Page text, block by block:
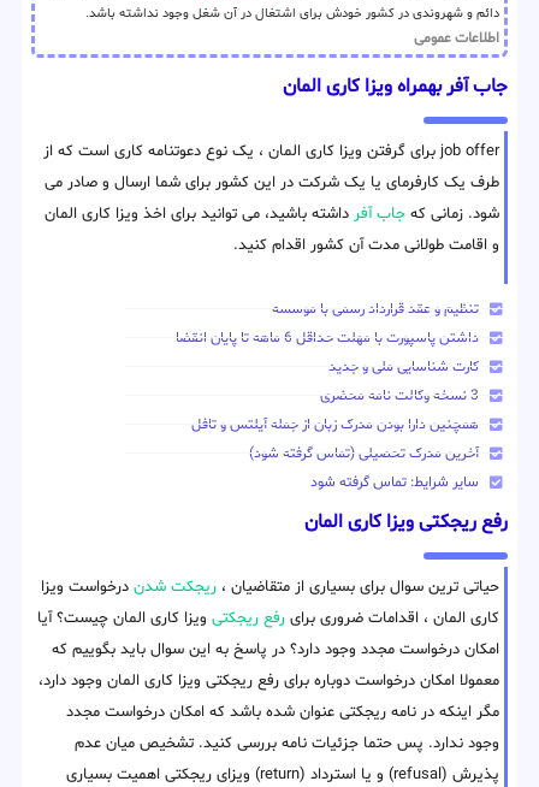
دائم و شهروندی در کشور خودش برای اشتغال در آن شغل وجود نداشته باشد.
اطلاعات عمومی
جاب آفر بهمراه ویزا کاری المان
job offer برای گرفتن ویزا کاری المان ، یک نوع دعوتنامه کاری است که از
طرف یک کارفرمای یا یک شرکت در این کشور برای شما ارسال و صادر می
شود. زمانی که جاب آفر داشته باشید، می توانید برای اخذ ویزا کاری المان
و اقامت طولانی مدت آن کشور اقدام کنید.
تنظیم و عقد قرارداد رسمی با موسسه
داشتن پاسپورت با مهلت حداقل 6 ماهه تا پایان انقضا
کارت شناسایی ملی و جدید
3 نسخه وکالت نامه محضری
همچنین دارا بودن مدرک زبان از جمله آیلتس و تافل
آخرین مدرک تحصیلی (تماس گرفته شود)
سایر شرایط: تماس گرفته شود
رفع ریجکتی ویزا کاری المان
حیاتی ترین سوال برای بسیاری از متقاضیان ، ریجکت شدن درخواست ویزا
کاری المان ، اقدامات ضروری برای رفع ریجکتی ویزا کاری المان چیست؟ آیا
امکان درخواست مجدد وجود دارد؟ در پاسخ به این سوال باید بگوییم که
معمولا امکان درخواست دوباره برای رفع ریجکتی ویزا کاری المان وجود دارد،
مگر اینکه در نامه ریجکتی عنوان شده باشد که امکان درخواست مجدد
وجود ندارد. پس حتما جزئیات نامه بررسی کنید. تشخیص میان عدم
پذیرش (refusal) و یا استرداد (return) ویزای ریجکتی اهمیت بسیاری